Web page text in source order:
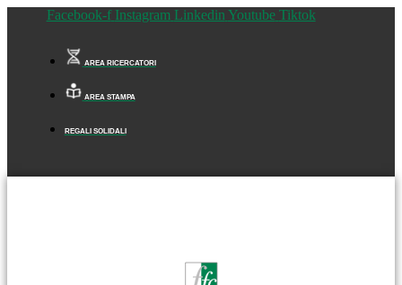
Facebook-f Instagram Linkedin Youtube Tiktok
AREA RICERCATORI
AREA STAMPA
REGALI SOLIDALI